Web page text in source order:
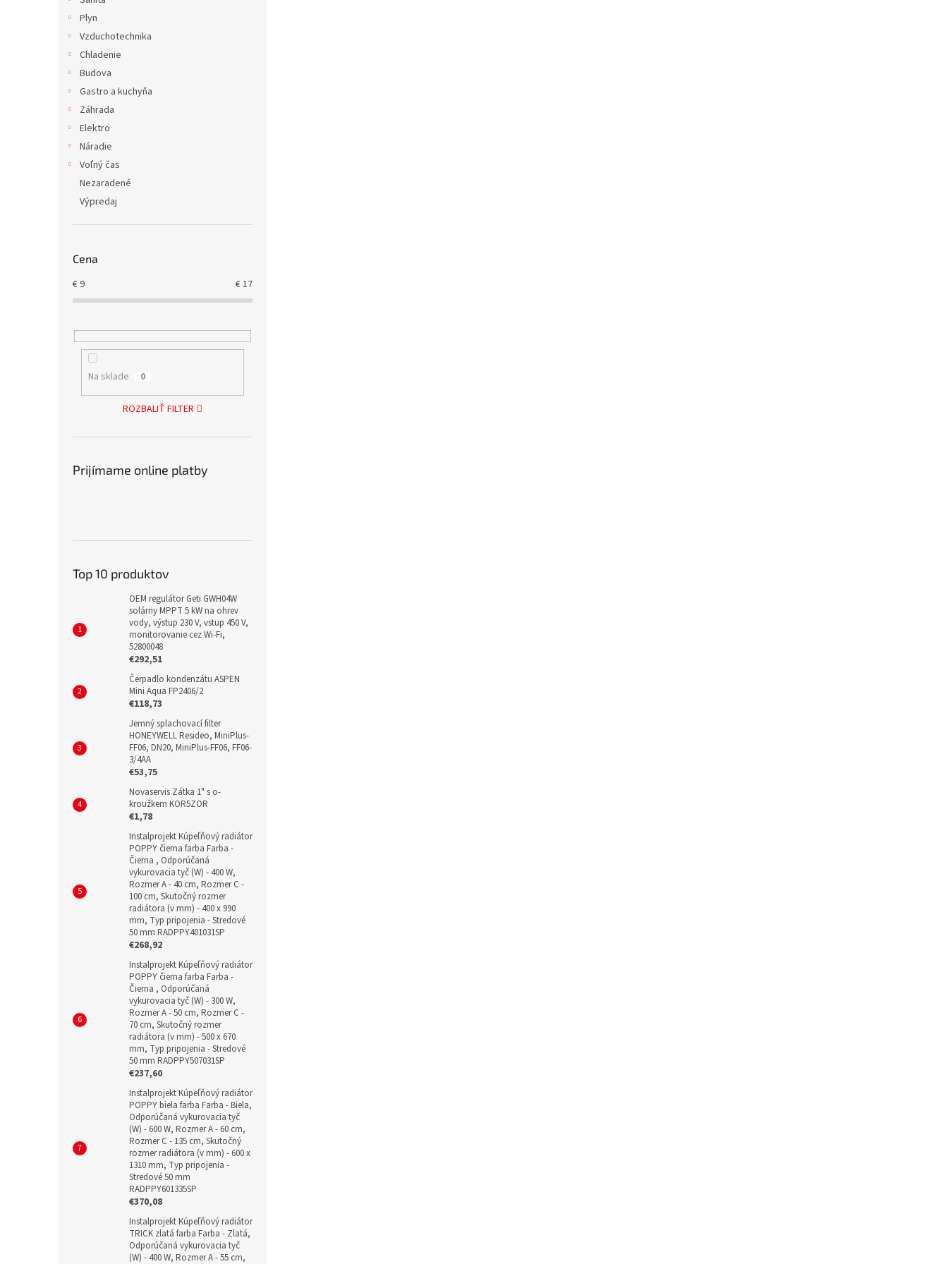
Plyn
Vzduchotechnika
Chladenie
Budova
Gastro a kuchyňa
Záhrada
Elektro
Náradie
Voľný čas
Nezaradené
Výpredaj
Cena
€9 €17
Na sklade 0
ROZBALIŤ FILTER
Prijímame online platby
Top 10 produktov
OEM regulátor Geti GWH04W
solárny MPPT 5 kW na ohrev
vody, výstup 230 V, vstup 450 V,
monitorovanie cez Wi-Fi,
52800048
€292,51
Čerpadlo kondenzátu ASPEN
Mini Aqua FP2406/2
€118,73
Jemný splachovací filter
HONEYWELL Resideo, MiniPlus-
FF06, DN20, MiniPlus-FF06, FF06-
3/4AA
€53,75
Novaservis Zátka 1" s o-
kroužkem KOR5ZOR
€1,78
Instalprojekt Kúpeľňový radiátor
POPPY čierna farba Farba -
Čierna , Odporúčaná
vykurovacia tyč (W) - 400 W,
Rozmer A - 40 cm, Rozmer C -
100 cm, Skutočný rozmer
radiátora (v mm) - 400 x 990
mm, Typ pripojenia - Stredové
50 mm RADPPY401031SP
€268,92
Instalprojekt Kúpeľňový radiátor
POPPY čierna farba Farba -
Čierna , Odporúčaná
vykurovacia tyč (W) - 300 W,
Rozmer A - 50 cm, Rozmer C -
70 cm, Skutočný rozmer
radiátora (v mm) - 500 x 670
mm, Typ pripojenia - Stredové
50 mm RADPPY507031SP
€237,60
Instalprojekt Kúpeľňový radiátor
POPPY biela farba Farba - Biela,
Odporúčaná vykurovacia tyč
(W) - 600 W, Rozmer A - 60 cm,
Rozmer C - 135 cm, Skutočný
rozmer radiátora (v mm) - 600 x
1310 mm, Typ pripojenia -
Stredové 50 mm
RADPPY601335SP
€370,08
Instalprojekt Kúpeľňový radiátor
TRICK zlatá farba Farba - Zlatá,
Odporúčaná vykurovacia tyč
(W) - 400 W, Rozmer A - 55 cm,